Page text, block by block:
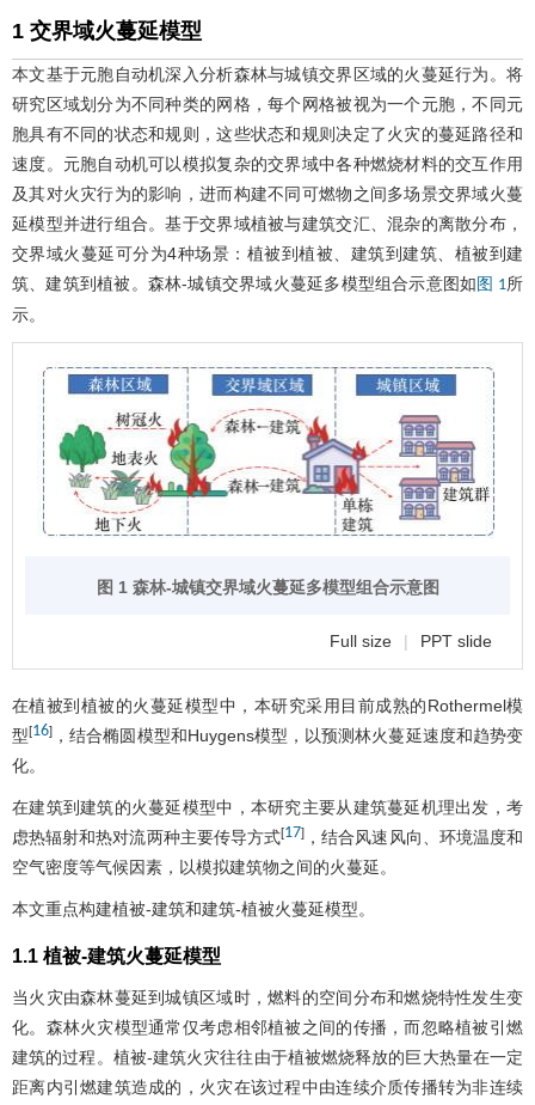
1 交界域火蔓延模型
本文基于元胞自动机深入分析森林与城镇交界区域的火蔓延行为。将
研究区域划分为不同种类的网格，每个网格被视为一个元胞，不同元
胞具有不同的状态和规则，这些状态和规则决定了火灾的蔓延路径和
速度。元胞自动机可以模拟复杂的交界域中各种燃烧材料的交互作用
及其对火灾行为的影响，进而构建不同可燃物之间多场景交界域火蔓
延模型并进行组合。基于交界域植被与建筑交汇、混杂的离散分布，
交界域火蔓延可分为4种场景：植被到植被、建筑到建筑、植被到建
筑、建筑到植被。森林-城镇交界域火蔓延多模型组合示意图如 图 1所
示。
图 1 森林-城镇交界域火蔓延多模型组合示意图
Full size | PPT slide
在植被到植被的火蔓延模型中，本研究采用目前成熟的Rothermel模
型[16] ，结合椭圆模型和Huygens模型，以预测林火蔓延速度和趋势变
化。
在建筑到建筑的火蔓延模型中，本研究主要从建筑蔓延机理出发，考
虑热辐射和热对流两种主要传导方式[17] ，结合风速风向、环境温度和
空气密度等气候因素，以模拟建筑物之间的火蔓延。
本文重点构建植被-建筑和建筑-植被火蔓延模型。
1.1 植被-建筑火蔓延模型
当火灾由森林蔓延到城镇区域时，燃料的空间分布和燃烧特性发生变
化。森林火灾模型通常仅考虑相邻植被之间的传播，而忽略植被引燃
建筑的过程。植被-建筑火灾往往由于植被燃烧释放的巨大热量在一定
距离内引燃建筑造成的，火灾在该过程中由连续介质传播转为非连续